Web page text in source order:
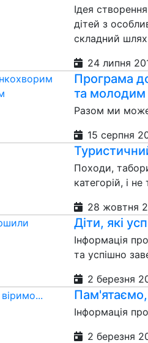
Ідея
дітей з
складний
24 липня
Програма
та
Разом ми
15 серпня
Походи,
категорій, і не
28 жовтня
Діти, які
Інформація
та успішно
2 березня
Інформація
2 березня